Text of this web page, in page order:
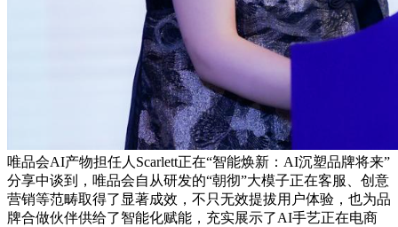
唯品会AI产物担任人Scarlett正在“智能焕新：AI沉塑品牌将来”
分享中谈到，唯品会自从研发的“朝彻”大模子正在客服、创意
营销等范畴取得了显著成效，不只无效提拔用户体验，也为品
牌合做伙伴供给了智能化赋能，充实展示了AI手艺正在电商